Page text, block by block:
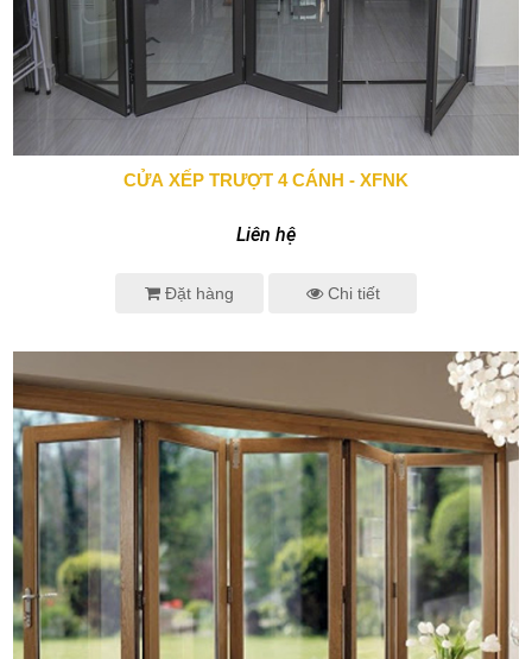
0943 666 466
CỬA XẾP TRƯỢT 4 CÁNH - XFNK
Liên hệ
Đặt hàng Chi tiết